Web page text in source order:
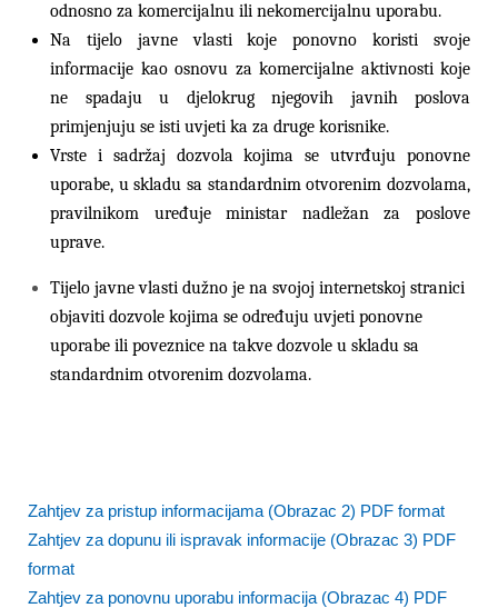
odnosno za komercijalnu ili nekomercijalnu uporabu.
Na tijelo javne vlasti koje ponovno koristi svoje
informacije kao osnovu za komercijalne aktivnosti koje
ne spadaju u djelokrug njegovih javnih poslova
primjenjuju se isti uvjeti ka za druge korisnike.
Vrste i sadržaj dozvola kojima se utvrđuju ponovne
uporabe, u skladu sa standardnim otvorenim dozvolama,
pravilnikom uređuje ministar nadležan za poslove
uprave.
Tijelo javne vlasti dužno je na svojoj internetskoj stranici
objaviti dozvole kojima se određuju uvjeti ponovne
uporabe ili poveznice na takve dozvole u skladu sa
standardnim otvorenim dozvolama.
Zahtjev za pristup informacijama (Obrazac 2) PDF format
Zahtjev za dopunu ili ispravak informacije (Obrazac 3) PDF
format
Zahtjev za ponovnu uporabu informacija (Obrazac 4) PDF